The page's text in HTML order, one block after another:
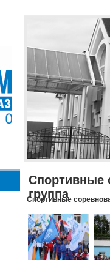
Спортивные
группа
Спортивные